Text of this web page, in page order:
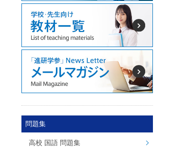
問題集
高校 国語 問題集